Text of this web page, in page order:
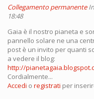
Collegamento permanente
18:48
Gaia è il nostro pianeta e
pannello solare ne una
post è un invito per quanti
a vedere il blog:
http://
Cordialmente...
Accedi o registrati per